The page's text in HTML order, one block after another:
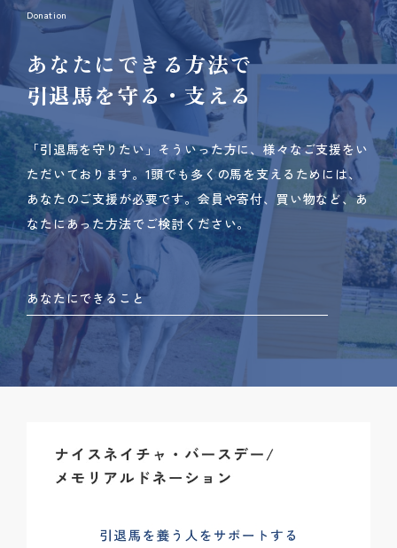
Donation
あなたにできる方法で
引退馬を守る・支える
「引退馬を守りたい」そういった方に、様々なご支援をい
ただいております。 1頭でも多くの馬を支えるためには、
あなたのご支援が必要です。 会員や寄付、買い物など、あ
なたにあった方法でご検討ください。
あなたにできること